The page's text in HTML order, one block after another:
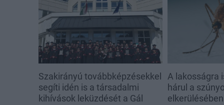
Szakirányú továbbképzésekkel
segíti idén is a társadalmi
kihívások leküzdését a Gál
A lakosságra
hárul a
elkerülésében